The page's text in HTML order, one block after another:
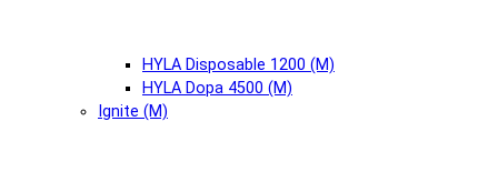
HYLA Disposable 1200 (М)
HYLA Dopa 4500 (М)
Ignite (М)